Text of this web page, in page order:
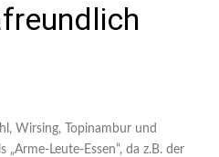
Wirsing, Topinambur und
Leute-Essen“, da z.B. der